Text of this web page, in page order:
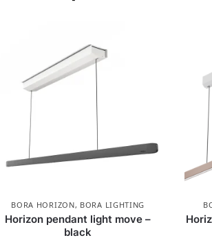
BORA HORIZON, BORA LIGHTING
Horizon pendant light move –
black